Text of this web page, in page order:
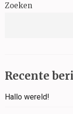
Zoeken
Recente
Hallo wereld!